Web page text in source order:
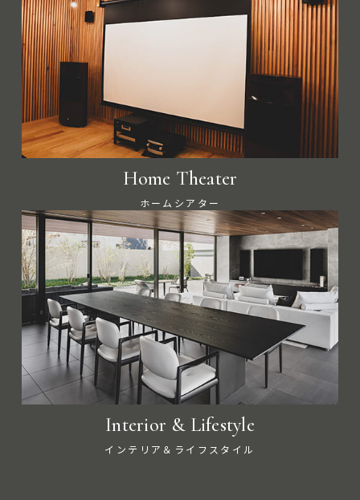
Home Theater
ホームシアター
Interior & Lifestyle
インテリア＆ライフスタイル